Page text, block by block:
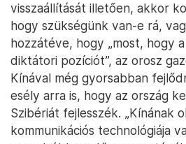
visszaállítását illetően, akkor
hogy szükségünk van-e rá,
hozzátéve, hogy „most, hogy
diktátori pozíciót”, az orosz
Kínával még gyorsabban
esély arra is, hogy az ország
Szibériát fejlesszék. „Kínának
kommunikációs technológiája